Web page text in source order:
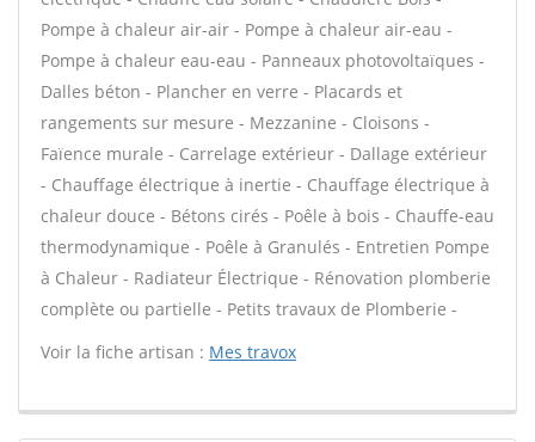
Pompe à chaleur air-air - Pompe à chaleur air-eau -
Pompe à chaleur eau-eau - Panneaux photovoltaïques -
Dalles béton - Plancher en verre - Placards et
rangements sur mesure - Mezzanine - Cloisons -
Faïence murale - Carrelage extérieur - Dallage extérieur
- Chauffage électrique à inertie - Chauffage électrique à
chaleur douce - Bétons cirés - Poêle à bois - Chauffe-eau
thermodynamique - Poêle à Granulés - Entretien Pompe
à Chaleur - Radiateur Électrique - Rénovation plomberie
complète ou partielle - Petits travaux de Plomberie -
Voir la fiche artisan : Mes travox